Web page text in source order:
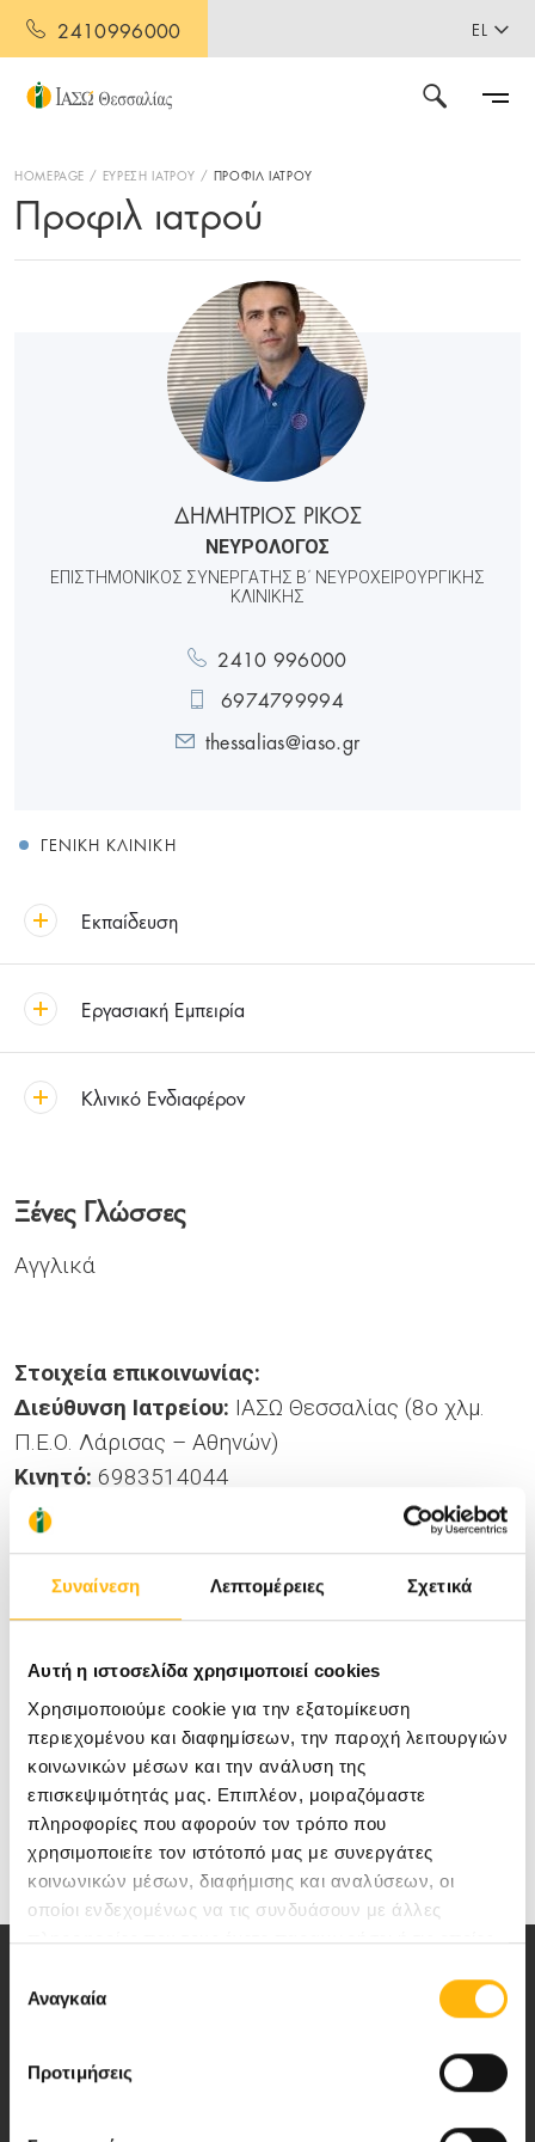
Συναίνεση Λεπτομέρειες Σχετικά
Αυτή η ιστοσελίδα χρησιμοποιεί cookies
Χρησιμοποιούμε cookie για την εξατομίκευση
περιεχομένου και διαφημίσεων, την παροχή λειτουργιών
κοινωνικών μέσων και την ανάλυση της
επισκεψιμότητάς μας. Επιπλέον, μοιραζόμαστε
πληροφορίες που αφορούν τον τρόπο που
χρησιμοποιείτε τον ιστότοπό μας με συνεργάτες
κοινωνικών μέσων, διαφήμισης και αναλύσεων, οι
οποίοι ενδεχομένως να τις συνδυάσουν με άλλες
πληροφορίες που τους έχετε παραχωρήσει ή τις οποίες
των υπηρεσιών τους.
συγκατάθεσης
Αναγκαία
Προτιμήσεις
2410996000 EL
HOMEPAGE ΕΥΡΕΣΗ ΙΑΤΡΟΥ ΠΡΟΦΙΛ ΙΑΤΡΟΥ
Προφιλ ιατρού
ΔΗΜΗΤΡΙΟΣ ΡΙΚΟΣ
ΝΕΥΡΟΛΟΓΟΣ
ΕΠΙΣΤΗΜΟΝΙΚΌΣ ΣΥΝΕΡΓΆΤΗΣ Β΄ ΝΕΥΡΟΧΕΙΡΟΥΡΓΙΚΉΣ
ΚΛΙΝΙΚΉΣ
2410 996000
6974799994
thessalias@iaso.gr
ΓΕΝΙΚΉ ΚΛΙΝΙΚΉ
Εκπαίδευση
Εργασιακή Εμπειρία
Κλινικό Ενδιαφέρον
Ξένες Γλώσσες
Αγγλικά
Στοιχεία επικοινωνίας:
Διεύθυνση Ιατρείου: ΙΑΣΩ Θεσσαλίας (8ο χλμ.
Π.Ε.Ο. Λάρισας – Αθηνών)
Κινητό: 6983514044
Email:
Ιστοσελίδα: https://www.nevrologoslarissa.gr/
Blog posts
20/04/2023
Νέα εποχή στην αντιμετώπιση της
Ημικρανίας
Medical Directory
Αποστολή μας να παρέχουμε υψηλής